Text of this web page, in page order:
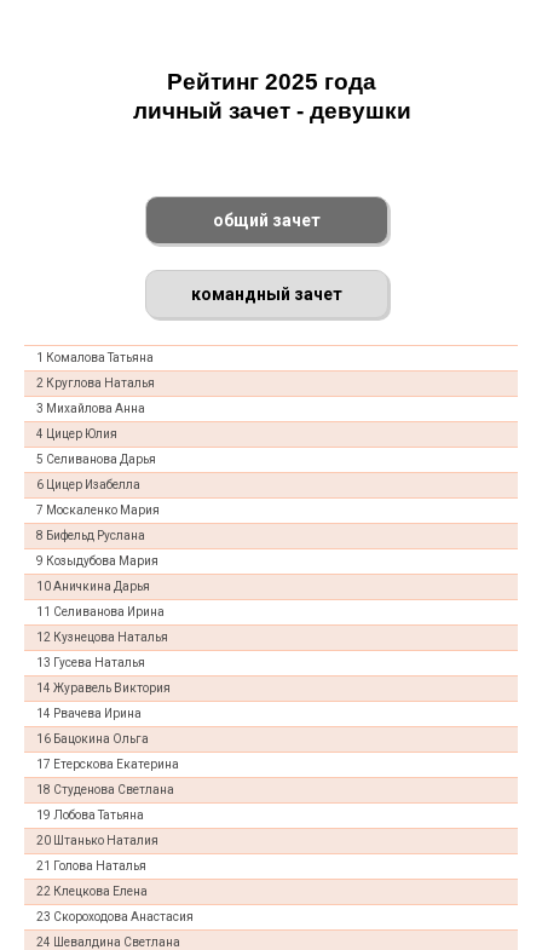
Рейтинг 2025 года
личный зачет - девушки
общий зачет
командный зачет
1 Комалова Татьяна
2 Круглова Наталья
3 Михайлова Анна
4 Цицер Юлия
5 Селиванова Дарья
6 Цицер Изабелла
7 Москаленко Мария
8 Бифельд Руслана
9 Козыдубова Мария
10 Аничкина Дарья
11 Селиванова Ирина
12 Кузнецова Наталья
13 Гусева Наталья
14 Журавель Виктория
14 Рвачева Ирина
16 Бацокина Ольга
17 Етерскова Екатерина
18 Студенова Светлана
19 Лобова Татьяна
20 Штанько Наталия
21 Голова Наталья
22 Клецкова Елена
23 Скороходова Анастасия
24 Шевалдина Светлана